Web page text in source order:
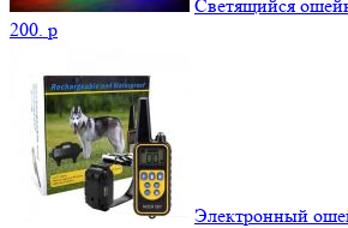
Светящийся
200. p
Электронный